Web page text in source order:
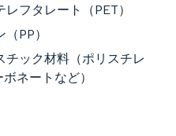
フタレート（PET）
PP）
チック材料（ポリスチレ
ネートなど）